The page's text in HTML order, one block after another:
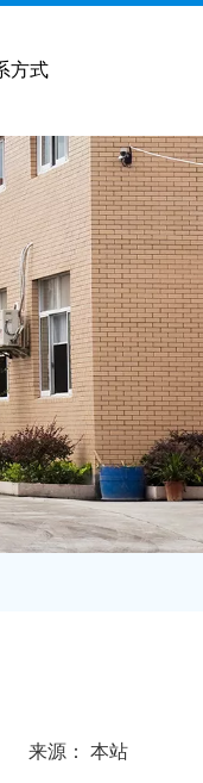
方式
来源： 本站